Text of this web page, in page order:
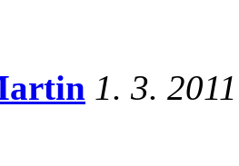
1. 3. 2011